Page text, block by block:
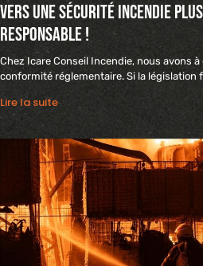
Vers une sécurité incendie
responsable !
Chez Icare Conseil Incendie, nous avons
conformité réglementaire. Si la législation
Lire la suite